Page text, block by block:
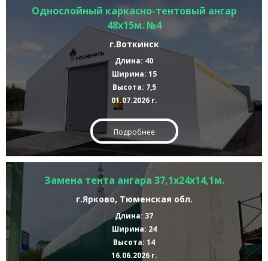
Однослойный каркасно-тентовый ангар
48х15м. №4
г.Воткинск
Длина: 40
Ширина: 15
Высота: 7,5
01.07.2026 г.
Подробнее
Замена тента ангара 37,1х24х14,1м.
г.Ярково, Тюменская обл.
Длина: 37
Ширина: 24
Высота: 14
16.06.2026 г.